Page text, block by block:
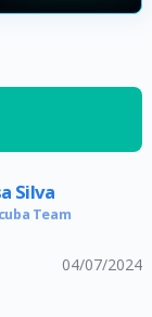
Silva
Team
04/07/2024